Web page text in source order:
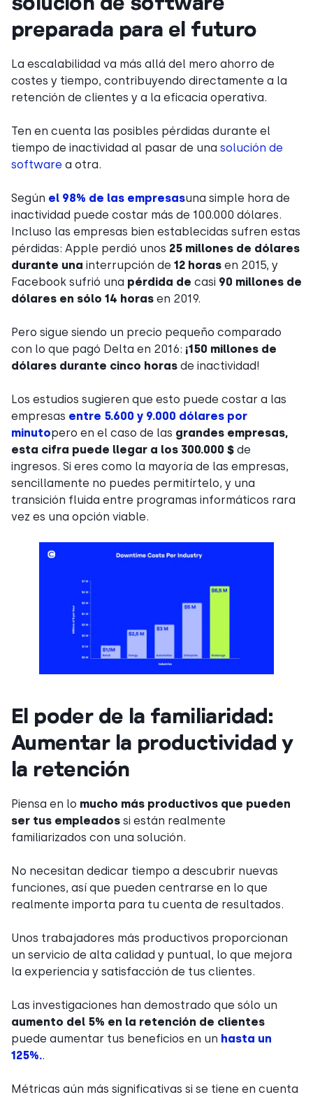
preparada para el futuro
La escalabilidad va más allá del mero ahorro de
costes y tiempo, contribuyendo directamente a la
retención de clientes y a la eficacia operativa.
Ten en cuenta las posibles pérdidas durante el
tiempo de inactividad al pasar de una solución de
software a otra.
Según el 98% de las empresasuna simple hora de
inactividad puede costar más de 100.000 dólares.
Incluso las empresas bien establecidas sufren estas
pérdidas: Apple perdió unos 25 millones de dólares
durante una interrupción de 12 horas en 2015, y
Facebook sufrió una pérdida de casi 90 millones de
dólares en sólo 14 horas en 2019.
Pero sigue siendo un precio pequeño comparado
con lo que pagó Delta en 2016: ¡150 millones de
dólares durante cinco horas de inactividad!
Los estudios sugieren que esto puede costar a las
empresas entre 5.600 y 9.000 dólares por
minutopero en el caso de las grandes empresas,
esta cifra puede llegar a los 300.000 $ de
ingresos. Si eres como la mayoría de las empresas,
sencillamente no puedes permitírtelo, y una
transición fluida entre programas informáticos rara
vez es una opción viable.
El poder de la familiaridad:
Aumentar la productividad y
la retención
Piensa en lo mucho más productivos que pueden
ser tus empleados si están realmente
familiarizados con una solución.
No necesitan dedicar tiempo a descubrir nuevas
funciones, así que pueden centrarse en lo que
realmente importa para tu cuenta de resultados.
Unos trabajadores más productivos proporcionan
un servicio de alta calidad y puntual, lo que mejora
la experiencia y satisfacción de tus clientes.
Las investigaciones han demostrado que sólo un
aumento del 5% en la retención de clientes
puede aumentar tus beneficios en un hasta un
125%..
Métricas aún más significativas si se tiene en cuenta